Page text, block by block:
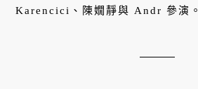
Karencici、陳嫺靜與 Andr 參演。